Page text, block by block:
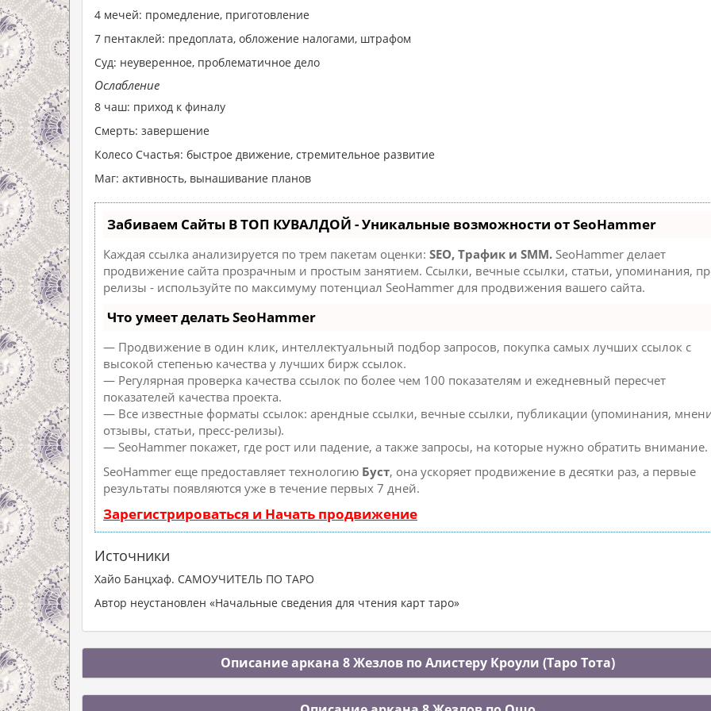
4 мечей: промедление, приготовление
7 пентаклей: предоплата, обложение налогами, штрафом
Суд: неуверенное, проблематичное дело
Ослабление
8 чаш: приход к финалу
Смерть: завершение
Колесо Счастья: быстрое движение, стремительное развитие
Маг: активность, вынашивание планов
Забиваем Сайты В ТОП КУВАЛДОЙ - Уникальные возможности от SeoHammer
Каждая ссылка анализируется по трем пакетам оценки: SEO, Трафик и SMM. SeoHammer делает
продвижение сайта прозрачным и простым занятием. Ссылки, вечные ссылки, статьи, упоминания,
релизы - используйте по максимуму потенциал SeoHammer для продвижения вашего сайта.
Что умеет делать SeoHammer
— Продвижение в один клик, интеллектуальный подбор запросов, покупка самых лучших ссылок с
высокой степенью качества у лучших бирж ссылок.
— Регулярная проверка качества ссылок по более чем 100 показателям и ежедневный пересчет
показателей качества проекта.
— Все известные форматы ссылок: арендные ссылки, вечные ссылки, публикации (упоминания,
отзывы, статьи, пресс-релизы).
— SeoHammer покажет, где рост или падение, а также запросы, на которые нужно обратить внимание.
SeoHammer еще предоставляет технологию Буст, она ускоряет продвижение в десятки раз, а первые
результаты появляются уже в течение первых 7 дней.
Зарегистрироваться и Начать продвижение
Источники
Хайо Банцхаф. САМОУЧИТЕЛЬ ПО ТАРО
Автор неустановлен «Начальные сведения для чтения карт таро»
Описание аркана 8 Жезлов по Алистеру Кроули (Таро Тота)